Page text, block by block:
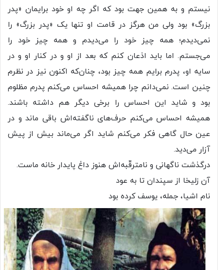
نیستم و به همین جهت بود که اگر چه او خود برایمان «پدر
بزرگ» بود ولی من هرگز در قامت او تنها یک «پدر بزرگ» را
نمی‌دیدم؛ همه چیز خود را می‌دیدم و همه چیز خود را
می‌جستم. اما باید اذعان کنم که بعد از او و در کنار او و در
سایه او، پدرم برایم همه چیز بود، چنان‌که اکنون نیز در نظرم
چنین است. نمی‌دانم چرا همیشه احساس می‌کنم پدرم مظلوم
بود و شاید این احساس را برخی دیگر هم داشته باشند.
همیشه احساس می‌کنم حرف‌های ناگفته‌اش باقی ماند و در
عین حال گاهی فکر می‌کنم شاید اگر می‌ماند بیش از پیش
آزار می‌دید.
درگذشت ناگهانی و نامترقّبه‌اش هنوز داغ پایدار خانه ماست.
آن زلیخا از سپندان تا به عود
نام اشیا، جمله، یوسف کرده بود